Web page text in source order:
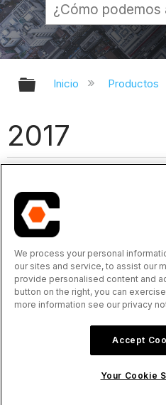
Expandir/
Inicio Productos
2017
herramienta Tarjeta horaria de
No hay cambios notables
We process your personal
our sites and service, to assist our
provide personalised content and
button on the right, you can
more information see our privacy
Accept
Your Cookie